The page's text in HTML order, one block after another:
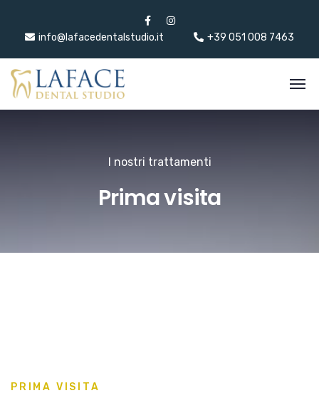
info@lafacedentalstudio.it +39 051 008 7463
I nostri trattamenti
Prima visita
PRIMA VISITA